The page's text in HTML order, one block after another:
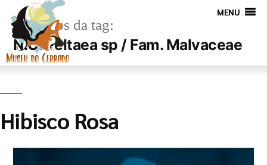
MENU
Arquivos da tag:
N.C. Peltaea sp / Fam. Malvaceae
Hibisco Rosa